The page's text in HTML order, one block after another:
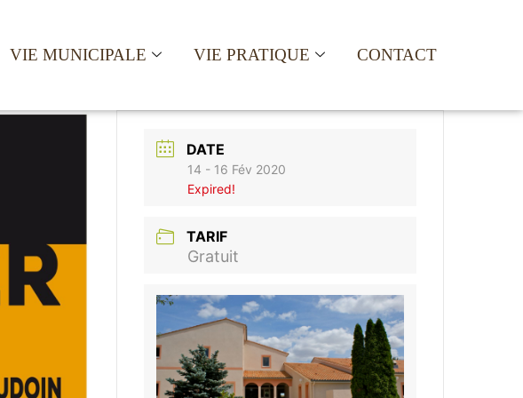
VIE MUNICIPALE VIE PRATIQUE CONTACT
DATE
14 - 16 Fév 2020
Expired!
TARIF
Gratuit